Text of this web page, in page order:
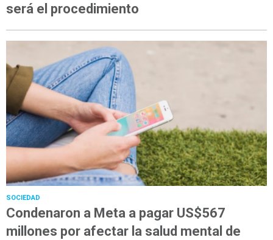
será el procedimiento
SOCIEDAD
Condenaron a Meta a pagar US$567
millones por afectar la salud mental de